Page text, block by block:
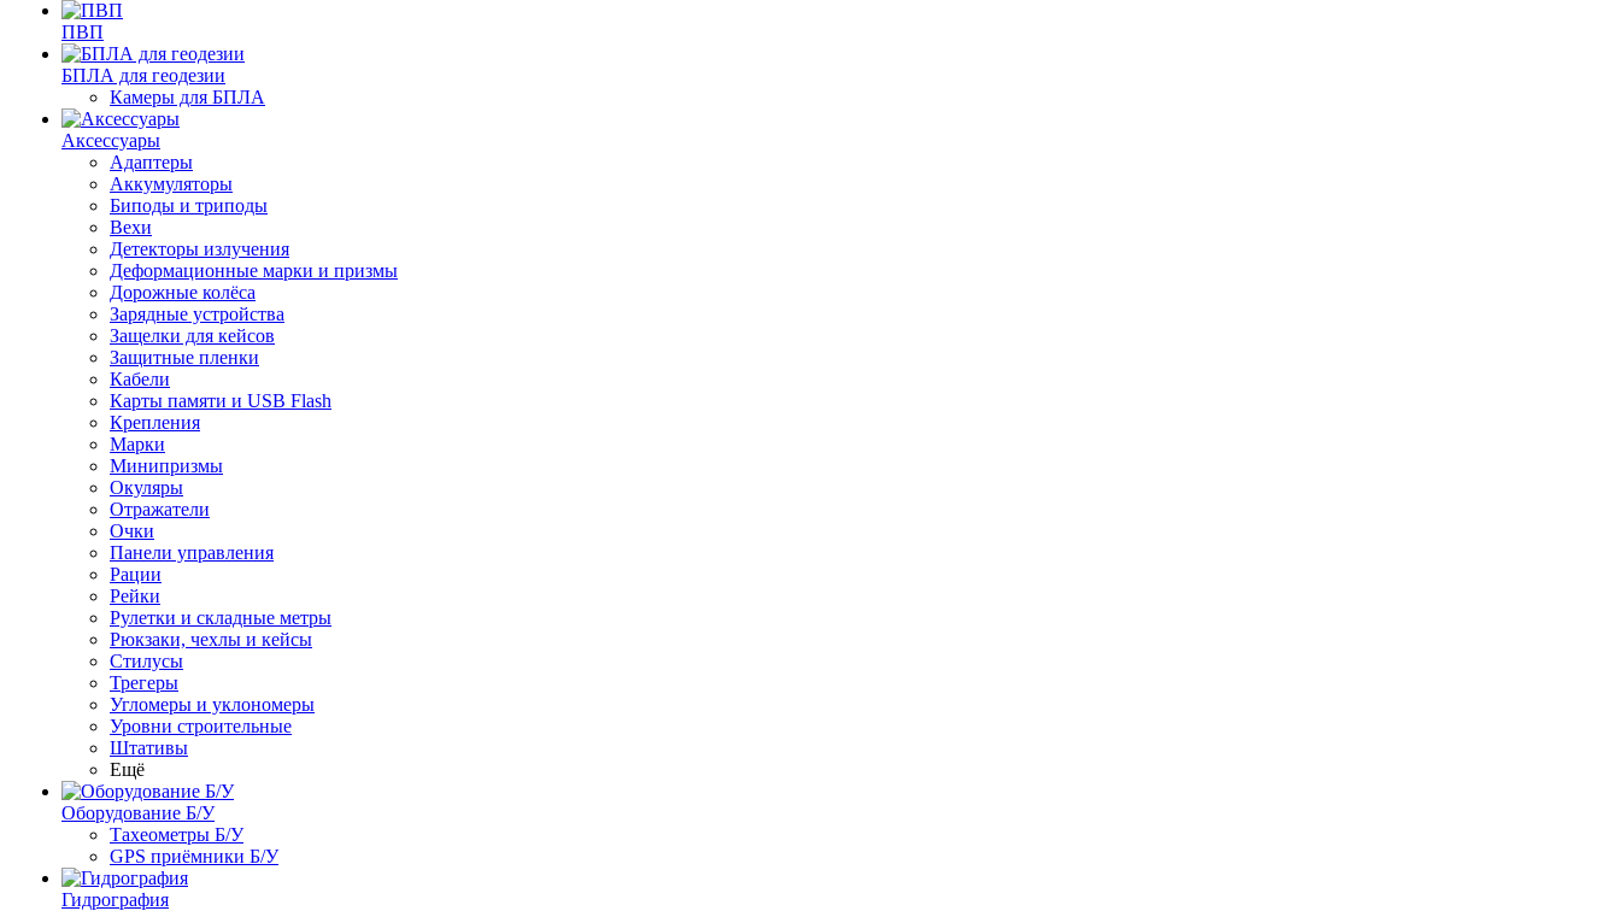
ПВП
БПЛА для геодезии
Камеры для БПЛА
Аксессуары
Адаптеры
Аккумуляторы
Биподы и триподы
Вехи
Детекторы излучения
Деформационные марки и призмы
Дорожные колёса
Зарядные устройства
Защелки для кейсов
Защитные пленки
Кабели
Карты памяти и USB Flash
Крепления
Марки
Минипризмы
Окуляры
Отражатели
Очки
Панели управления
Рации
Рейки
Рулетки и складные метры
Рюкзаки, чехлы и кейсы
Стилусы
Трегеры
Угломеры и уклономеры
Уровни строительные
Штативы
Ещё
Оборудование Б/У
Тахеометры Б/У
GPS приёмники Б/У
Гидрография